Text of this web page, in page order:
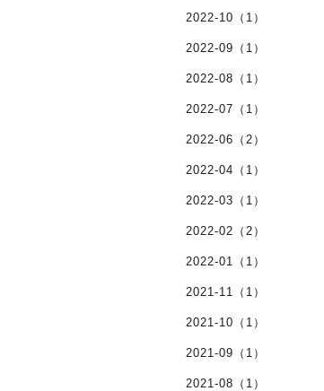
2022-10（1）
2022-09（1）
2022-08（1）
2022-07（1）
2022-06（2）
2022-04（1）
2022-03（1）
2022-02（2）
2022-01（1）
2021-11（1）
2021-10（1）
2021-09（1）
2021-08（1）